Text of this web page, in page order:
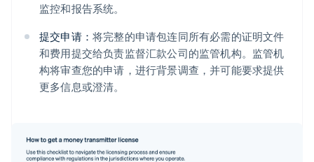
监控和报告系统。
提交申请： 将完整的申请包连同所有必需的证明文件
和费用提交给负责监督汇款公司的监管机构。监管机
构将审查您的申请，进行背景调查，并可能要求提供
更多信息或澄清。